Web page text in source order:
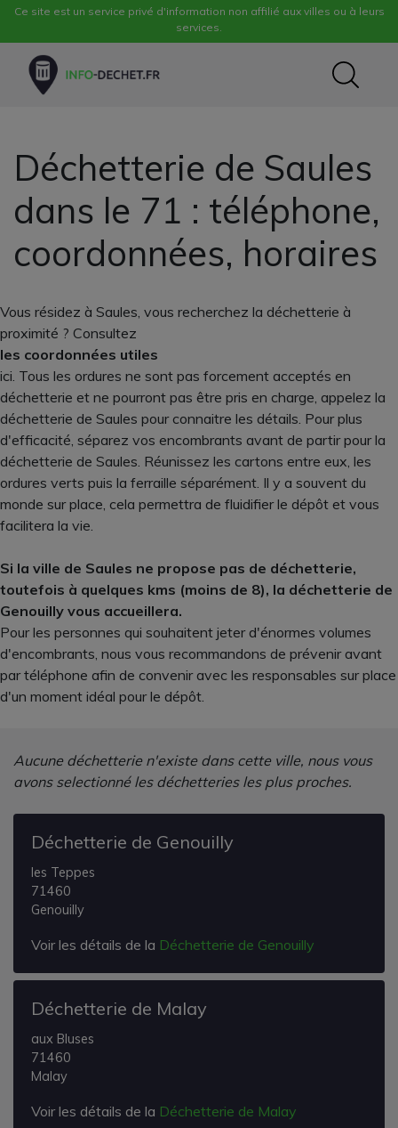
Ce site est un service privé d'information non affilié aux villes ou à leurs
services.
Déchetterie de Saules
dans le 71 : téléphone,
coordonnées, horaires
Vous résidez à Saules, vous recherchez la déchetterie à
proximité ? Consultez
les coordonnées utiles
ici. Tous les ordures ne sont pas forcement acceptés en
déchetterie et ne pourront pas être pris en charge, appelez la
déchetterie de Saules pour connaitre les détails. Pour plus
d'efficacité, séparez vos encombrants avant de partir pour la
déchetterie de Saules. Réunissez les cartons entre eux, les
ordures verts puis la ferraille séparément. Il y a souvent du
monde sur place, cela permettra de fluidifier le dépôt et vous
facilitera la vie.
Si la ville de Saules ne propose pas de déchetterie,
toutefois à quelques kms (moins de 8), la déchetterie de
Genouilly vous accueillera.
Pour les personnes qui souhaitent jeter d'énormes volumes
d'encombrants, nous vous recommandons de prévenir avant
par téléphone afin de convenir avec les responsables sur place
d'un moment idéal pour le dépôt.
Aucune déchetterie n'existe dans cette ville, nous vous
avons selectionné les déchetteries les plus proches.
Déchetterie de Genouilly
les Teppes
71460
Genouilly
Voir les détails de la Déchetterie de Genouilly
Déchetterie de Malay
aux Bluses
71460
Malay
Voir les détails de la Déchetterie de Malay